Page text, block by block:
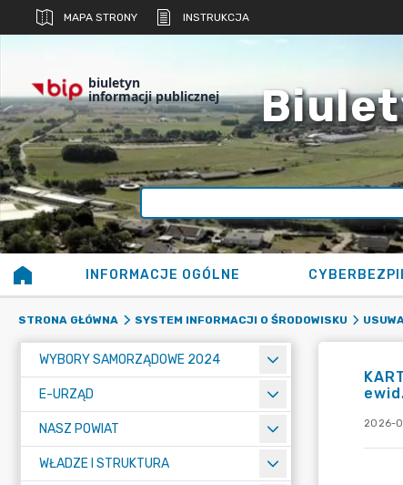
MAPA STRONY INSTRUKCJA
biuletyn
informacji publicznej
INFORMACJE OGÓLNE
STRONA GŁÓWNA SYSTEM INFORMACJI O ŚRODOWISKU
WYBORY SAMORZĄDOWE 2024
E-URZĄD
NASZ POWIAT
WŁADZE I STRUKTURA
2026-